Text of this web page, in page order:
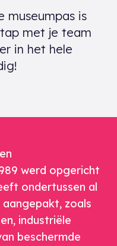
museumpas is
met je team
in het hele
werd opgericht
ondertussen al
zoals
industriële
beschermde